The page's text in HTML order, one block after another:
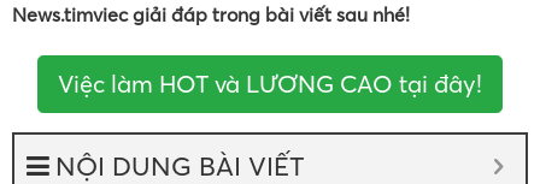
News.timviec giải đáp trong bài viết sau nhé!
Việc làm HOT và LƯƠNG CAO tại đây!
NỘI DUNG BÀI VIẾT